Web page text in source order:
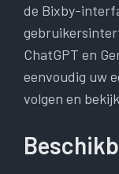
de Bixby-
ChatGPT en
eenvoudig uw
volgen en